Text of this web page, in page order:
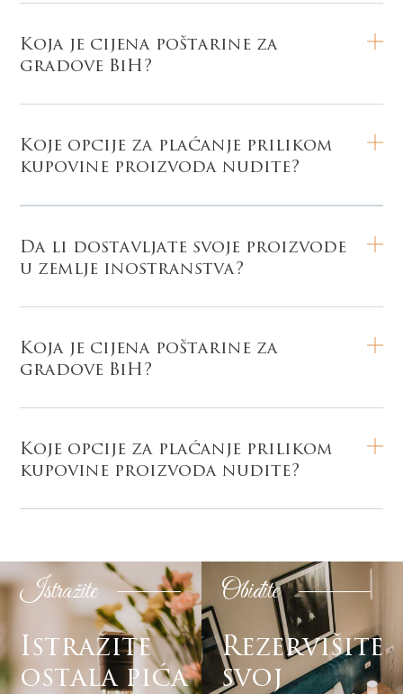
Koja je cijena poštarine za
gradove BiH?
Koje opcije za plaćanje prilikom
kupovine proizvoda nudite?
Da li dostavljate svoje proizvode
u zemlje inostranstva?
Koja je cijena poštarine za
gradove BiH?
Koje opcije za plaćanje prilikom
kupovine proizvoda nudite?
Istražite
Istražite
ostala pića
Obiđite
Rezervišite
svoj